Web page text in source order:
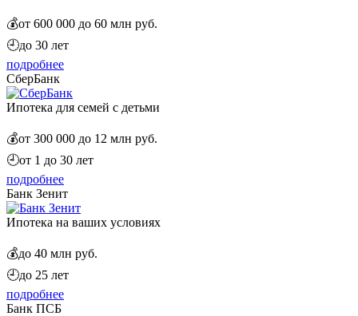
💰от 600 000 до 60 млн руб.
🕘до 30 лет
подробнее
СберБанк
Ипотека для семей с детьми
💰от 300 000 до 12 млн руб.
🕘от 1 до 30 лет
подробнее
Банк Зенит
Ипотека на ваших условиях
💰до 40 млн руб.
🕘до 25 лет
подробнее
Банк ПСБ